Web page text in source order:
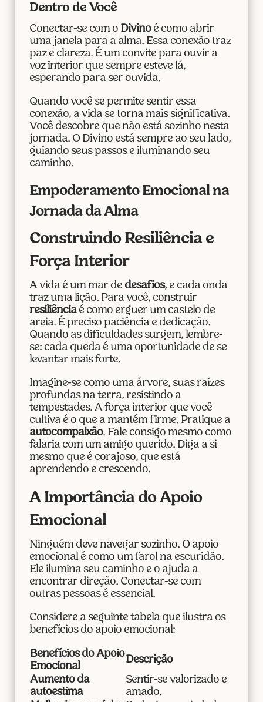
Dentro de Você
Conectar-se com o Divinoé como abrir
uma janela para a alma. Essa conexão traz
paz e clareza. É um convite para ouvir a
voz interior que sempre esteve lá,
esperando para ser ouvida.
Quando você se permite sentir essa
conexão, a vida se torna mais significativa.
Você descobre que não está sozinho nesta
jornada. O Divino está sempre ao seu lado,
guiando seus passos e iluminando seu
caminho.
Empoderamento Emocional na
Jornada da Alma
Construindo Resiliência e
Força Interior
A vida é um mar de desafios, e cada onda
traz uma lição. Para você, construir
resiliênciaé como erguer um castelo de
areia. É preciso paciência e dedicação.
Quando as dificuldades surgem, lembre-
se: cada queda é uma oportunidade de se
levantar mais forte.
Imagine-se como uma árvore, suas raízes
profundas na terra, resistindo a
tempestades. A força interior que você
cultiva é o que a mantém firme. Pratique a
autocompaixão. Fale consigo mesmo como
falaria com um amigo querido. Diga a si
mesmo que é corajoso, que está
aprendendo e crescendo.
A Importância do Apoio
Emocional
Ninguém deve navegar sozinho. O apoio
emocional é como um farol na escuridão.
Ele ilumina seu caminho e o ajuda a
encontrar direção. Conectar-se com
outras pessoas é essencial.
Considere a seguinte tabela que ilustra os
benefícios do apoio emocional:
Benefícios do Apoio
Emocional
Descrição
Aumento da
autoestima
Sentir-se valorizado e
amado.